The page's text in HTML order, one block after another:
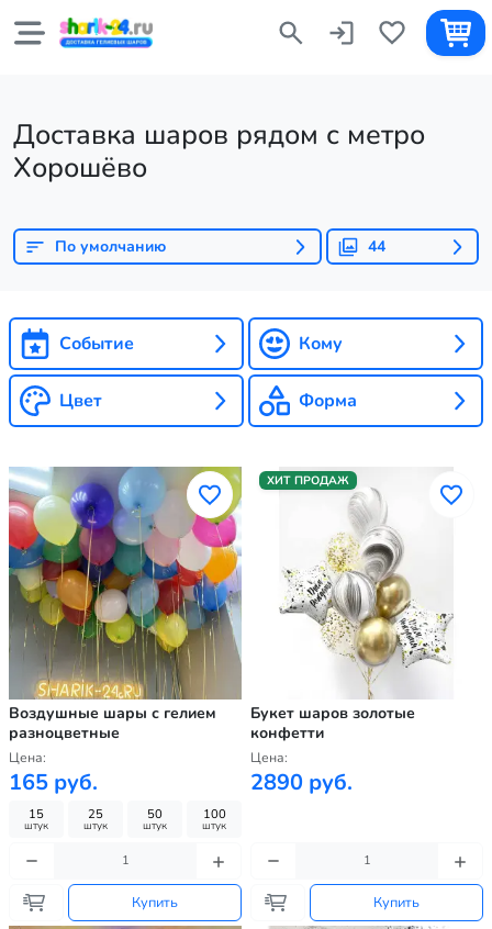
Доставка шаров рядом с метро
Хорошёво
По умолчанию 44
Событие Кому
Цвет Форма
Воздушные шары с гелием
разноцветные
Цена:
165 руб.
15
штук
25
штук
50
штук
100
штук
Купить
ХИТ ПРОДАЖ
Букет шаров золотые
конфетти
Цена:
2890 руб.
Купить